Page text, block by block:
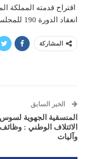
اقتراح قدمته المملكة
انعقاد الدورة 190 للمجلس التنفيذى لمنظمة اليونسكو .
المشاركة
الخبر السابق
المنسقية الجهوية
الائتلاف الوطني : وظائف
وآليات